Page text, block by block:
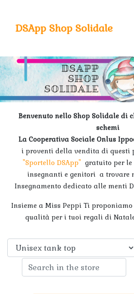
DSApp Shop Solidale
Benvenuto nello Shop Solidale di
schemi
La Cooperativa Sociale Onlus
i proventi della vendita di questi
"Sportello DSApp" gratuito per le
insegnanti e genitori a trovare
Insegnamento dedicato alle menti
Insieme a Miss Peppi Ti
qualità per i tuoi regali di